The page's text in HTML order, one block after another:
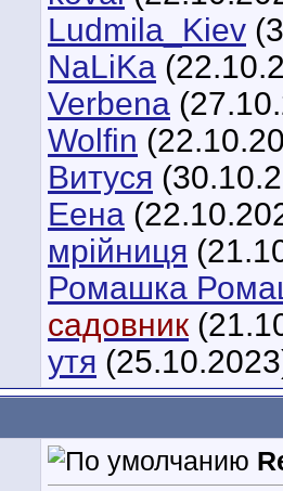
Ludmila_Kiev
NaLiKa
Verbena
Wolfin
Витуся
Еена
мрійниця
Ромашка
садовник
утя